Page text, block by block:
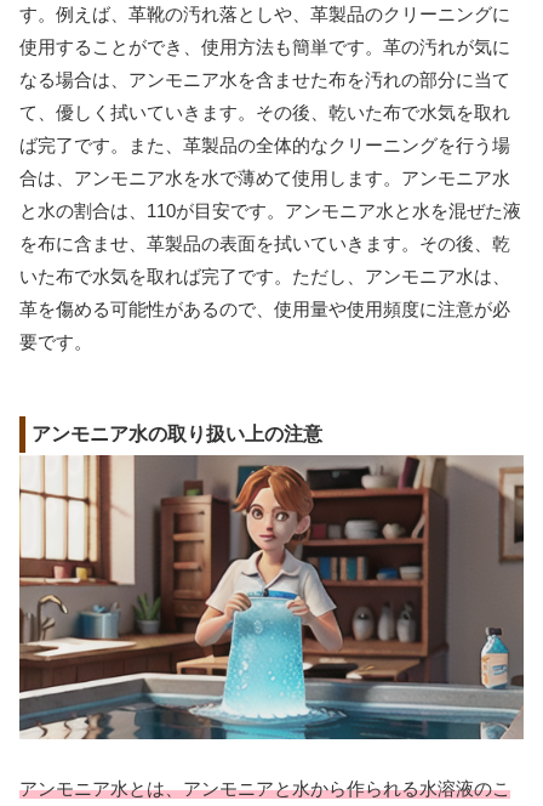
す。例えば、革靴の汚れ落としや、革製品のクリーニングに
使用することができ、使用方法も簡単です。革の汚れが気に
なる場合は、アンモニア水を含ませた布を汚れの部分に当て
て、優しく拭いていきます。その後、乾いた布で水気を取れ
ば完了です。また、革製品の全体的なクリーニングを行う場
合は、アンモニア水を水で薄めて使用します。アンモニア水
と水の割合は、110が目安です。アンモニア水と水を混ぜた液
を布に含ませ、革製品の表面を拭いていきます。その後、乾
いた布で水気を取れば完了です。ただし、アンモニア水は、
革を傷める可能性があるので、使用量や使用頻度に注意が必
要です。
アンモニア水の取り扱い上の注意
アンモニア水とは、アンモニアと水から作られる水溶液のこ